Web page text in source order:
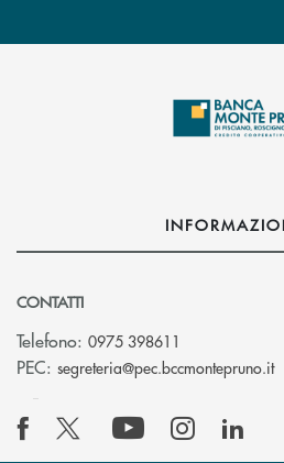
CONTATTI
Telefono: 0975 398611
PEC: segreteria@pec.bccmontepruno.it